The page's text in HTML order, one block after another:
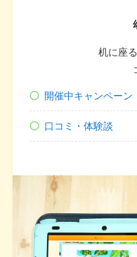
机に座
開催中キャンペーン
口コミ・体験談